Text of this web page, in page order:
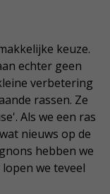
keuze.
echter geen
verbetering
rassen. Ze
Als we een ras
nieuws op de
hebben we
we teveel